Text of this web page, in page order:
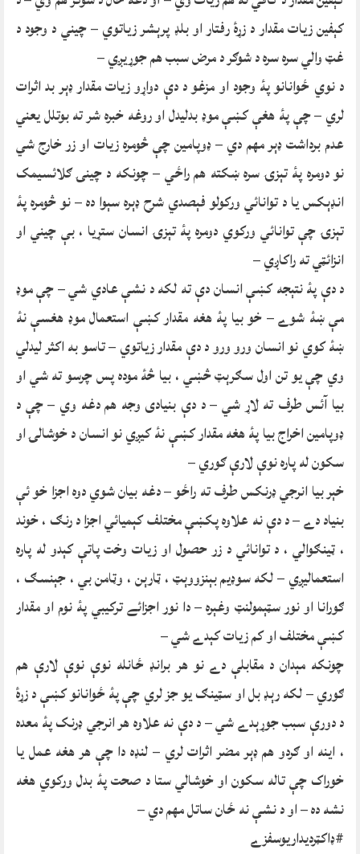
کېفين زيات مقدار د زړۀ رفتار او بلډ پرېشر زياتوي – چيني د وجود د
غټ والي سره سره د شوګر د مرض سبب هم جوړيږي –
د نوي ځوانانو پۀ وجود او مزغو د دې دواړو زيات مقدار ډېر بد اثرات
لري – چې پۀ هغې کښې موډ بدليدل او روغه خبره شر ته بوتلل يعني
عدم برداشت ډېر مهم دي – ډوپامين چې څومره زيات او زر خارج شي
نو دومره پۀ تېزۍ سره ښکته هم راځي – چونکه د چینۍ ګلائسيمک
انډېکس يا د توانائي ورکولو فېصدي شرح ډېره سېوا ده – نو څومره پۀ
تېزۍ چې توانائي ورکوي دومره پۀ تېزۍ انسان ستړيا ، بې چيني او
انزائټي ته راکاږي –
د دې پۀ نتېجه کښې انسان دې ته لکه د نشې عادي شي – چې موډ
مې ښۀ شوے – خو بيا پۀ هغه مقدار کښې استعمال موډ هغسې نۀ
ښۀ کوي نو انسان ورو ورو د دې مقدار زياتوي – تاسو به اکثر ليدلي
وي چې يو تن اول سګرېټ څښي ، بيا څۀ موده پس چرسو ته شي او
بيا آئس طرف ته لاړ شي – د دې بنيادی وجه هم دغه وي – چې د
ډوپامين اخراج بيا پۀ هغه مقدار کښې نۀ کيږي نو انسان د خوشالۍ او
سکون له پاره نوې لارې ګوري –
خېر بيا انرجي ډرنکس طرف ته راځو – دغه بيان شوي دوه اجزا خو ئې
بنياد دے – د دې نه علاوه پکښې مختلف کېميائي اجزا د رنګ ، خوند
، ټينګوالي ، د توانائي د زر حصول او زيات وخت پاتې کېدو له پاره
استعماليږي – لکه سوډیم بېنزووېټ ، ټارېن ، وټامن بي ، جېنسګ ،
ګورانا او نور سټېمولنټ وغېره – دا نور اجزائے ترکيبي پۀ نوم او مقدار
کښې مختلف او کم زيات کېدے شي –
چونکه مېدان د مقابلې دے نو هر برانډ ځانله نوې نوې لارې هم
ګوري – لکه رېډ بل او سټينګ يو جز لري چې پۀ ځوانانو کښې د زړۀ
د دورې سبب جوړېدے شي – د دې نه علاوه هر انرجي ډرنک پۀ معده
، اينه او ګردو هم ډېر مضر اثرات لري – لنډه دا چې هر هغه عمل يا
خوراک چې تاله سکون او خوشالي ستا د صحت پۀ بدل ورکوي هغه
نشه ده – او د نشې نه ځان ساتل مهم دي –
#ډاکټرديداريوسفزے